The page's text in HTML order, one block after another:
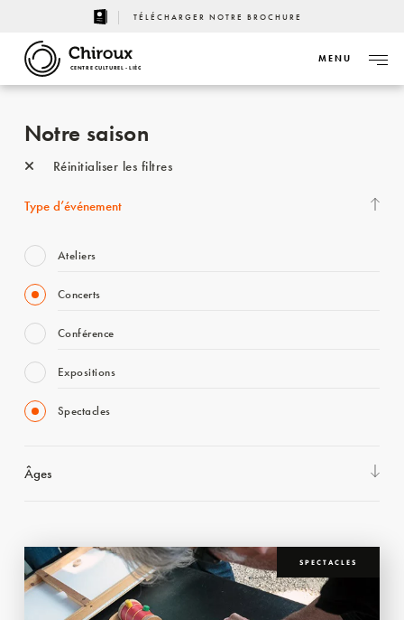
TÉLÉCHARGER NOTRE BROCHURE
CENTRE CULTUREL - LIÈGE
MENU
Notre saison
Réinitialiser les filtres
Type d’événement
Ateliers
Concerts
Conférence
Expositions
Spectacles
Âges
SPECTACLES